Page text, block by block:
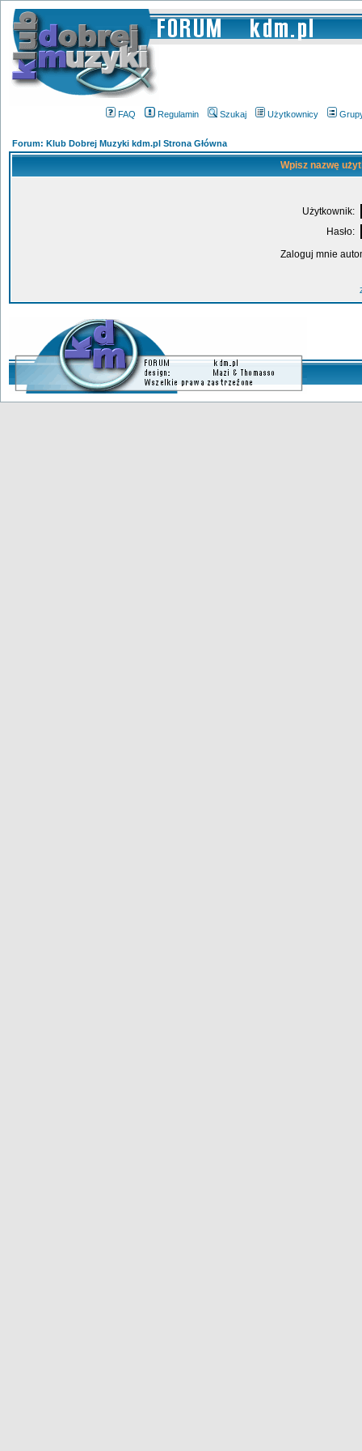
FAQ Regulamin Szukaj Użytkownicy
Forum: Klub Dobrej Muzyki kdm.pl Strona Główna
Wpisz nazwę
Użytkownik:
Hasło:
Zaloguj mnie